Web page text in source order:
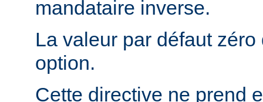
mandataire inverse.
La valeur par défaut
option.
Cette directive ne prend